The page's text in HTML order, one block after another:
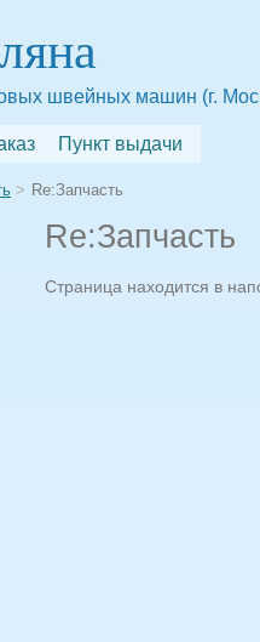
швейных машин (г.
Пункт выдачи
Re:Запчасть
Re:Запчасть
Страница находится в